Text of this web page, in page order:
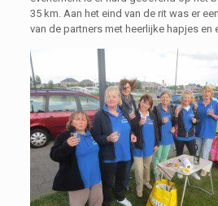
35 km. Aan het eind van de rit was er
van de partners met heerlijke hapjes